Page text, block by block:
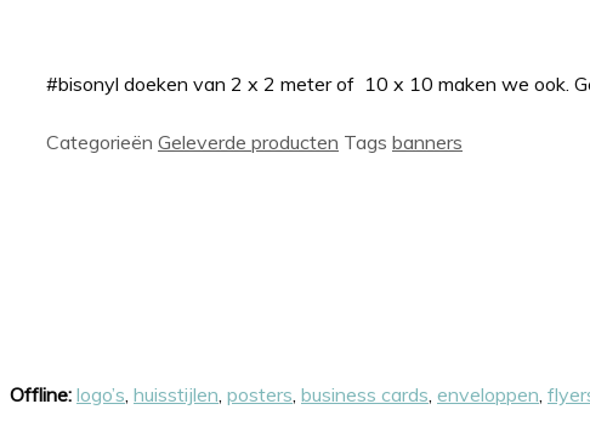
#bisonyl doeken van 2 x 2 meter of 10 x 10 maken we ook.
Categorieën Geleverde producten Tags banners
Offline: logo’s huisstijlen posters business cards enveloppen